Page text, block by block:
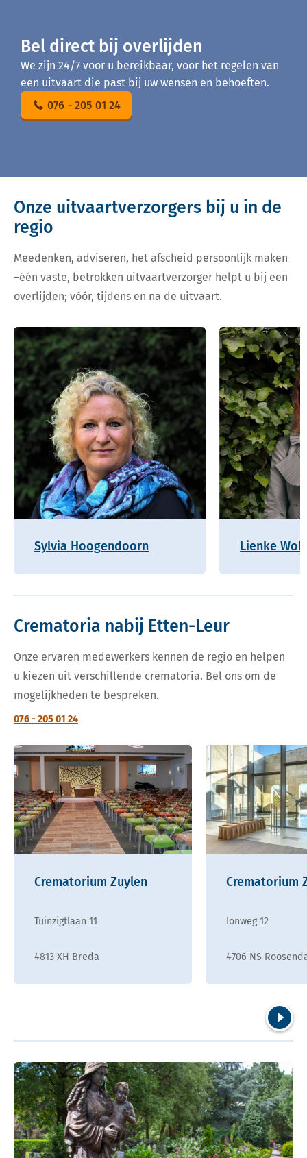
Bel direct bij overlijden
We zijn 24/7 voor u bereikbaar, voor het regelen van
een uitvaart die past bij uw wensen en behoeften.
076 - 205 01 24
Onze uitvaartverzorgers bij u in de
regio
Meedenken, adviseren, het afscheid persoonlijk maken
–één vaste, betrokken uitvaartverzorger helpt u bij een
overlijden; vóór, tijdens en na de uitvaart.
Sylvia Hoogendoorn Lienke
Crematoria nabij Etten-Leur
Onze ervaren medewerkers kennen de regio en helpen
u kiezen uit verschillende crematoria. Bel ons om de
mogelijkheden te bespreken.
076 - 205 01 24
Crematorium Zuylen
Tuinzigtlaan 11
4813 XH Breda
Crematorium
Ionweg 12
4706 NS